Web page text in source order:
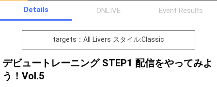
Points List of Goal
number of
positions
Rema
0 Event Begins!
レベル2！！10ポイント達
成！初めての花火！！
3
Details ONLIVE Event Results
targets：All Livers スタイル:Classic
デビュートレーニング STEP1 配信をやってみよ
う！Vol.5